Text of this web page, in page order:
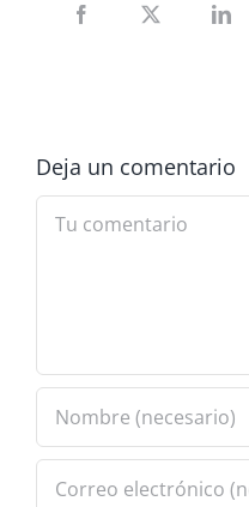
Deja un comentario
Comment